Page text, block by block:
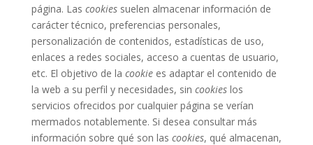
página. Las cookiessuelen almacenar información de
carácter técnico, preferencias personales,
personalización de contenidos, estadísticas de uso,
enlaces a redes sociales, acceso a cuentas de usuario,
etc. El objetivo de la cookiees adaptar el contenido de
la web a su perfil y necesidades, sin cookieslos
servicios ofrecidos por cualquier página se verían
mermados notablemente. Si desea consultar más
información sobre qué son las cookies, qué almacenan,